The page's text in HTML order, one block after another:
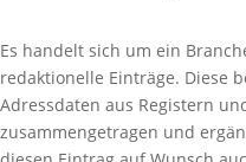
Es handelt sich um ein
redaktionelle Einträge. Diese
Adressdaten aus Registern
zusammengetragen und